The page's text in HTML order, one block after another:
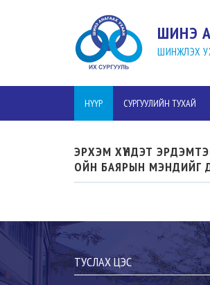
ШИНЭ
ШИНЖЛЭХ
НҮҮР СУРГУУЛИЙН ТУХАЙ
ЭРХЭМ ХҮНДЭТ
ОЙН БАЯРЫН МЭНДИЙГ
ТУСЛАХ ЦЭС